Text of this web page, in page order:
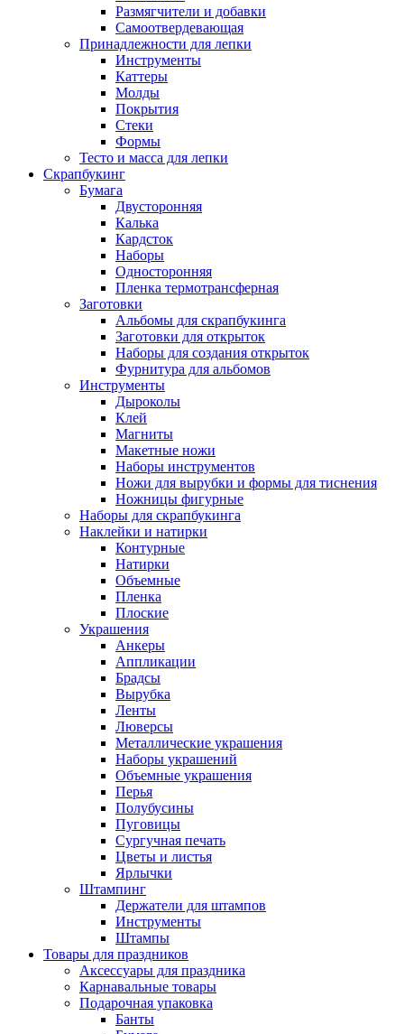
Размягчители и добавки
Самоотвердевающая
Принадлежности для лепки
Инструменты
Каттеры
Молды
Покрытия
Стеки
Формы
Тесто и масса для лепки
Скрапбукинг
Бумага
Двусторонняя
Калька
Кардсток
Наборы
Односторонняя
Пленка термотрансферная
Заготовки
Альбомы для скрапбукинга
Заготовки для открыток
Наборы для создания открыток
Фурнитура для альбомов
Инструменты
Дыроколы
Клей
Магниты
Макетные ножи
Наборы инструментов
Ножи для вырубки и формы для тиснения
Ножницы фигурные
Наборы для скрапбукинга
Наклейки и натирки
Контурные
Натирки
Объемные
Пленка
Плоские
Украшения
Анкеры
Аппликации
Брадсы
Вырубка
Ленты
Люверсы
Металлические украшения
Наборы украшений
Объемные украшения
Перья
Полубусины
Пуговицы
Сургучная печать
Цветы и листья
Ярлычки
Штампинг
Держатели для штампов
Инструменты
Штампы
Товары для праздников
Аксессуары для праздника
Карнавальные товары
Подарочная упаковка
Банты